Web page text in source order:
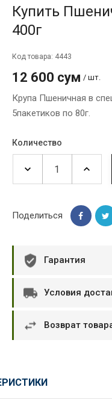
быстро. Покупал
Купить
400г
Код товара: 4443
12 600 сум / шт.
Крупа Пшеничная в
5пакетиков по 80г.
Количество
Поделиться
Гарантия
Условия
Возврат